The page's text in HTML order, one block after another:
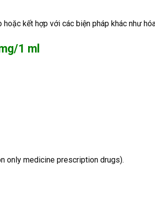
kết hợp với các biện pháp khác như
1 ml
only medicine prescription drugs).